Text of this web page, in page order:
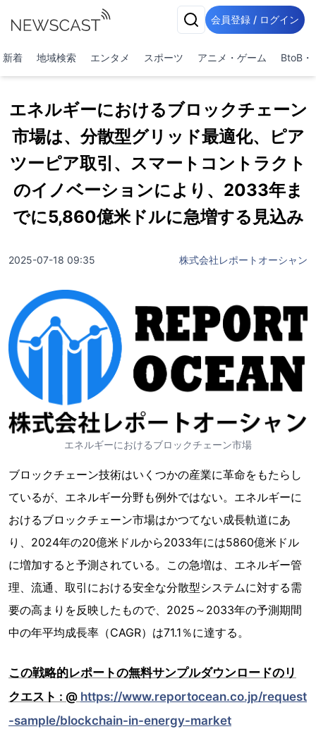
会員登録 / ログイン
新着 地域検索 エンタメ スポーツ アニメ・ゲーム BtoB・
エネルギーにおけるブロックチェーン
市場は、分散型グリッド最適化、ピア
ツーピア取引、スマートコントラクト
のイノベーションにより、2033年ま
でに5,860億米ドルに急増する見込み
2025-07-18 09:35 株式会社レポートオーシャン
エネルギーにおけるブロックチェーン市場
ブロックチェーン技術はいくつかの産業に革命をもたらし
ているが、エネルギー分野も例外ではない。エネルギーに
おけるブロックチェーン市場はかつてない成長軌道にあ
り、2024年の20億米ドルから2033年には5860億米ドル
に増加すると予測されている。この急増は、エネルギー管
理、流通、取引における安全な分散型システムに対する需
要の高まりを反映したもので、2025～2033年の予測期間
中の年平均成長率（CAGR）は71.1％に達する。
この戦略的レポートの無料サンプルダウンロードのリ
クエスト : @ https://www.reportocean.co.jp/request
-sample/blockchain-in-energy-market